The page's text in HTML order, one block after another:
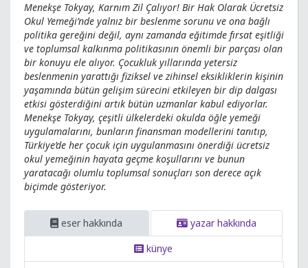
Menekşe Tokyay, Karnım Zil Çalıyor! Bir Hak Olarak Ücretsiz
Okul Yemeği’nde yalnız bir beslenme sorunu ve ona bağlı
politika gereğini değil, aynı zamanda eğitimde fırsat eşitliği
ve toplumsal kalkınma politikasının önemli bir parçası olan
bir konuyu ele alıyor. Çocukluk yıllarında yetersiz
beslenmenin yarattığı fiziksel ve zihinsel eksikliklerin kişinin
yaşamında bütün gelişim sürecini etkileyen bir dip dalgası
etkisi gösterdiğini artık bütün uzmanlar kabul ediyorlar.
Menekşe Tokyay, çeşitli ülkelerdeki okulda öğle yemeği
uygulamalarını, bunların finansman modellerini tanıtıp,
Türkiye’de her çocuk için uygulanmasını önerdiği ücretsiz
okul yemeğinin hayata geçme koşullarını ve bunun
yaratacağı olumlu toplumsal sonuçları son derece açık
biçimde gösteriyor.
eser hakkında
yazar hakkında
künye